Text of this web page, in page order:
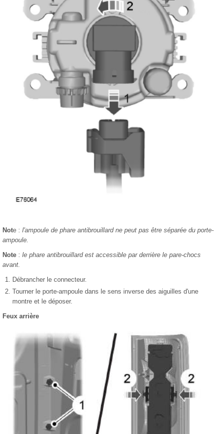
Note : l'ampoule de phare antibrouillard ne peut pas être séparée du porte-
ampoule.
Note : le phare antibrouillard est accessible par derrière le pare-chocs
avant.
Débrancher le connecteur.
Tourner le porte-ampoule dans le sens inverse des aiguilles d'une
montre et le déposer.
Feux arrière